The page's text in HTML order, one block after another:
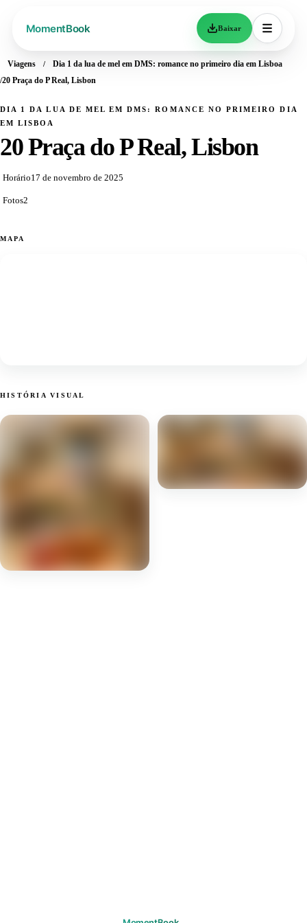
Baixar
Viagens
Dia 1 da lua de mel em DMS: romance no primeiro dia em Lisboa
20 Praça do P Real, Lisbon
DIA 1 DA LUA DE MEL EM DMS: ROMANCE NO PRIMEIRO DIA
EM LISBOA
20 Praça do P Real, Lisbon
Horário17 de novembro de 2025
Fotos2
MAPA
HISTÓRIA VISUAL